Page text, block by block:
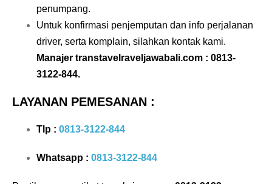
penumpang.
Untuk konfirmasi penjemputan dan info perjalanan
driver, serta komplain, silahkan kontak kami.
Manajer transtavelraveljawabali.com : 0813-
3122-844.
LAYANAN PEMESANAN :
Tlp : 0813-3122-844
Whatsapp : 0813-3122-844